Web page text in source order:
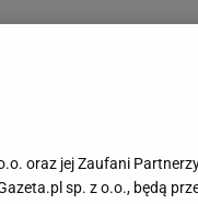
oraz jej Zaufani
sp. z o.o., będą